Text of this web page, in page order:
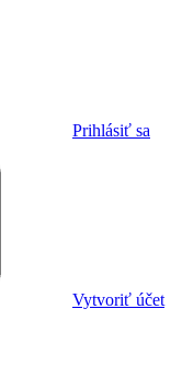
Prihlásiť sa
Vytvoriť účet